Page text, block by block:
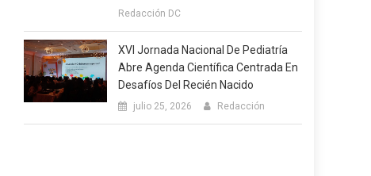
Redacción DC
XVI Jornada Nacional De Pediatría
Abre Agenda Científica Centrada En
Desafíos Del Recién Nacido
julio 25, 2026 Redacción